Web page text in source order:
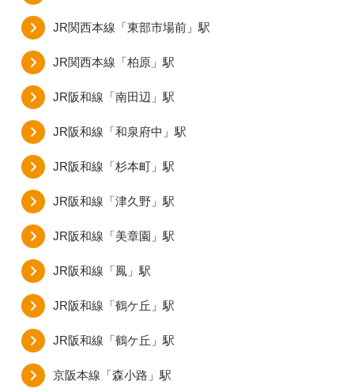
JR関西本線「東部市場前」駅
JR関西本線「柏原」駅
JR阪和線「南田辺」駅
JR阪和線「和泉府中」駅
JR阪和線「杉本町」駅
JR阪和線「津久野」駅
JR阪和線「美章園」駅
JR阪和線「鳳」駅
JR阪和線「鶴ケ丘」駅
JR阪和線「鶴ケ丘」駅
京阪本線「森小路」駅